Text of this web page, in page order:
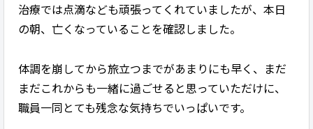
治療では点滴なども頑張ってくれていましたが、本日
の朝、亡くなっていることを確認しました。
体調を崩してから旅立つまでがあまりにも早く、まだ
まだこれからも一緒に過ごせると思っていただけに、
職員一同とても残念な気持ちでいっぱいです。